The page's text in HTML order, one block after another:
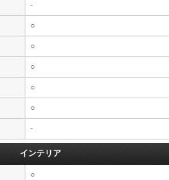
-
○
○
○
○
○
-
インテリア
○